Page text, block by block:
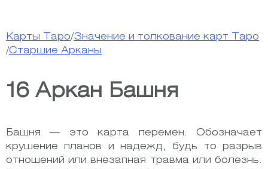
Карты Таро/Значение и толкование карт Таро
/Старшие Арканы
16 Аркан Башня
Башня — это карта перемен. Обозначает
крушение планов и надежд, будь то разрыв
отношений или внезапная травма или болезнь.